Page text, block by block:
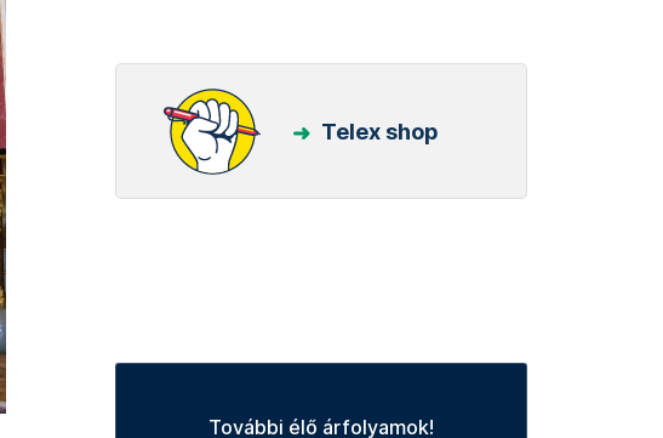
Telex shop
További élő árfolyamok!